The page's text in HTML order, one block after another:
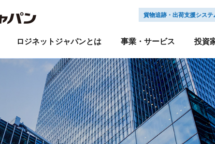
貨物追跡・出荷支援システ
ロジネットジャパンとは
輸送 倉庫 ＤＤロジ 引越
保険 飲料水 国際物流
事業・サービス
業績・財務 IRライブラリ
IRよくあるご質問
IRお問い合わせ
電子
免責事項
投資
サステナビリティニュース
株式会社 ロジネッ
Ｅ:環境への取り組み
Ｓ:社会への取り組み
会社概要 沿革 組織図
キャリア採用
グループ会社採用
採用お問い合わせ